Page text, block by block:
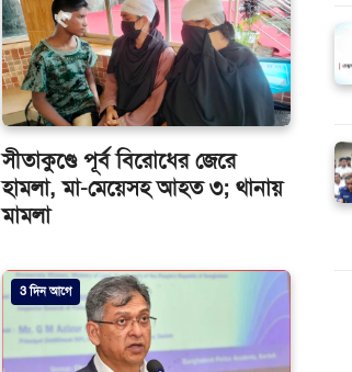
সীতাকুণ্ডে পূর্ব বিরোধের জেরে
হামলা, মা-মেয়েসহ আহত ৩; থানায়
মামলা
3 দিন আগে